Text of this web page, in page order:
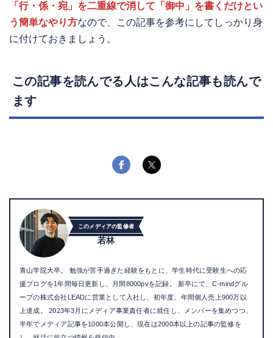
「行・係・宛」を二重線で消して「御中」を書くだけとい
う簡単なやり方なので、この記事を参考にしてしっかり身
に付けておきましょう。
この記事を読んでる人はこんな記事も読んで
ます
このメディアの監修者
若林
青山学院大卒。 勉強が苦手過ぎた経験をもとに、学生時代に受験生への応
援ブログを1年間毎日更新し、月間8000pvを記録。 新卒にて、C-mindグル
ープの株式会社LEADに営業として入社し、初年度、年間個人売上900万以
上達成。 2023年3月にメディア事業責任者に就任し、メンバーを集めつつ、
半年でメディア記事を1000本公開し、現在は2000本以上の記事の監修を